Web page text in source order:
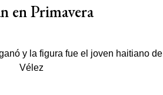
en Primavera